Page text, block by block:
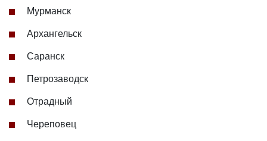
Мурманск
Архангельск
Саранск
Петрозаводск
Отрадный
Череповец